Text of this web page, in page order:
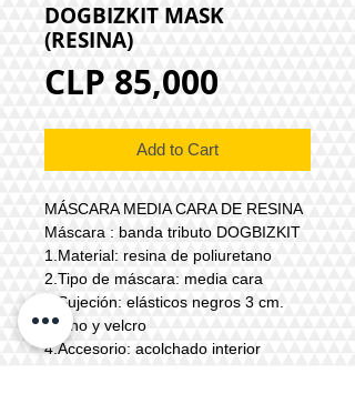
DOGBIZKIT MASK
(RESINA)
CLP 85,000
Add to Cart
MÁSCARA MEDIA CARA DE RESINA
Máscara : banda tributo DOGBIZKIT
1.Material: resina de poliuretano
2.Tipo de máscara: media cara
3.Sujeción: elásticos negros 3 cm.
ancho y velcro
4.Accesorio: acolchado interior